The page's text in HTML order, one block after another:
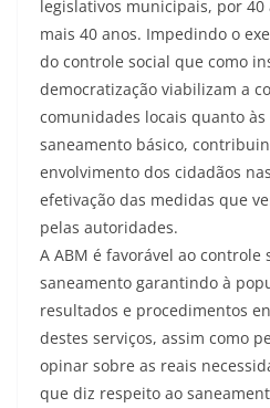
legislativos municipais, por
mais 40 anos. Impedindo o
do controle social que como
democratização viabilizam a
comunidades locais quanto às
saneamento básico,
envolvimento dos cidadãos
efetivação das medidas que
pelas autoridades.
A ABM é favorável ao controle
saneamento garantindo à
resultados e procedimentos
destes serviços, assim como
opinar sobre as reais
que diz respeito ao